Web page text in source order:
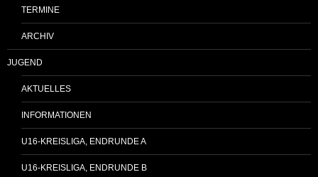
TERMINE
ARCHIV
JUGEND
AKTUELLES
INFORMATIONEN
U16-KREISLIGA, ENDRUNDE A
U16-KREISLIGA, ENDRUNDE B